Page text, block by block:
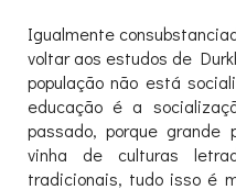
Igualmente
voltar aos estudos de
população não está
educação é a
passado, porque grande
vinha de culturas
tradicionais, tudo isso é